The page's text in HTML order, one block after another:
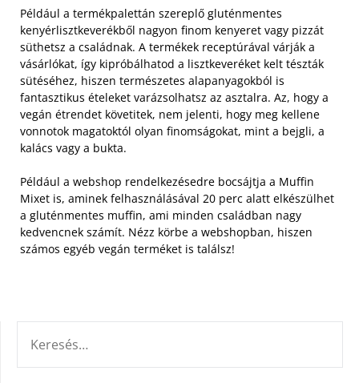
Például a termékpalettán szereplő gluténmentes
kenyérlisztkeverékből nagyon finom kenyeret vagy pizzát
süthetsz a családnak. A termékek receptúrával várják a
vásárlókat, így kipróbálhatod a lisztkeveréket kelt tészták
sütéséhez, hiszen természetes alapanyagokból is
fantasztikus ételeket varázsolhatsz az asztalra. Az, hogy a
vegán étrendet követitek, nem jelenti, hogy meg kellene
vonnotok magatoktól olyan finomságokat, mint a bejgli, a
kalács vagy a bukta.
Például a webshop rendelkezésedre bocsájtja a Muffin
Mixet is, aminek felhasználásával 20 perc alatt elkészülhet
a gluténmentes muffin, ami minden családban nagy
kedvencnek számít. Nézz körbe a webshopban, hiszen
számos egyéb vegán terméket is találsz!